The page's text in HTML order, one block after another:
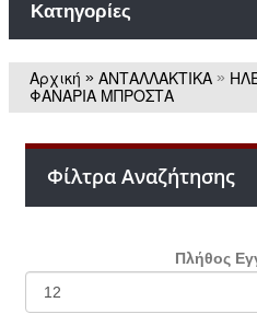
Κατηγορίες
Αρχική » ΑΝΤΑΛΛΑΚΤΙΚΑ »
ΦΑΝΑΡΙΑ ΜΠΡΟΣΤΑ
Φίλτρα Αναζήτησης
Πλήθος